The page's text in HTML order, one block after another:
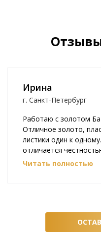
Ирина
г. Санкт-Петербург
Работаю с золотом
Отличное золото,
листики один к
отличается
Читать полностью